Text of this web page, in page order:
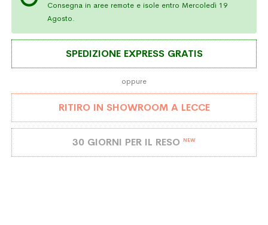
Consegna in aree remote e isole entro Mercoledì 19
Agosto.
SPEDIZIONE EXPRESS GRATIS
oppure
RITIRO IN SHOWROOM A LECCE
30 GIORNI PER IL RESO NEW